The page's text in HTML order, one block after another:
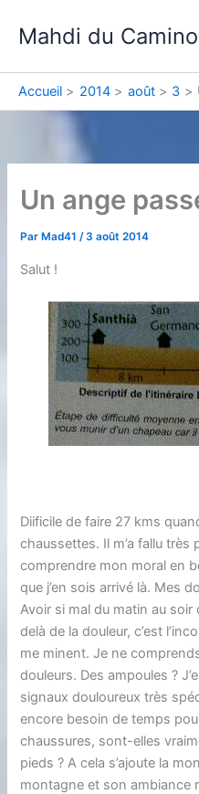
Mahdi du Camino
Accueil 2014 août 3
Un ange
Par Mad41/3 août 2014
Salut !
Diificile de faire 27 kms
chaussettes. Il m’a fallu très
comprendre mon moral en
que j’en sois arrivé là. Mes
Avoir si mal du matin au
delà de la douleur, c’est
me minent. Je ne
douleurs. Des ampoules ?
signaux douloureux très
encore besoin de temps
chaussures, sont-elles
pieds ? A cela s’ajoute la
montagne et son ambiance